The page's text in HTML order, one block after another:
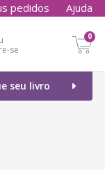
pedidos Ajuda
se
0
seu livro